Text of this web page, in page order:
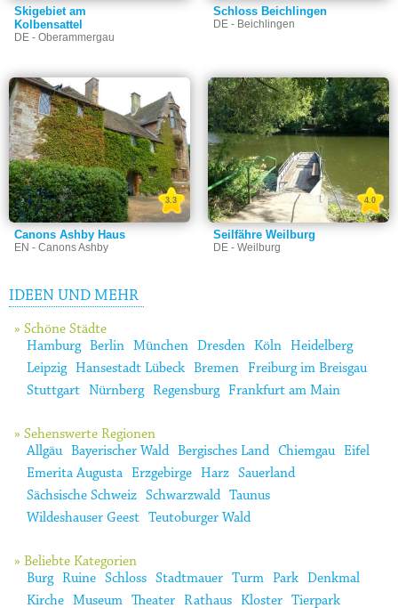
Skigebiet am
Kolbensattel
DE - Oberammergau
Schloss Beichlingen
DE - Beichlingen
Canons Ashby Haus
EN - Canons Ashby
3.3
Seilfähre Weilburg
DE - Weilburg
4.0
IDEEN UND MEHR
» Schöne Städte
Hamburg
Berlin München Dresden Köln
Heidelberg
Leipzig
Hansestadt Lübeck Bremen
Freiburg im Breisgau
Stuttgart
Nürnberg Regensburg Frankfurt am Main
» Sehenswerte Regionen
Allgäu
Bayerischer Wald Bergisches Land Chiemgau
Eifel
Emerita Augusta
Erzgebirge Harz
Sauerland
Sächsische Schweiz
Schwarzwald
Taunus
Wildeshauser Geest
Teutoburger Wald
» Beliebte Kategorien
Burg
Ruine Schloss Stadtmauer Turm Park
Denkmal
Kirche
Museum Theater Rathaus Kloster
Tierpark